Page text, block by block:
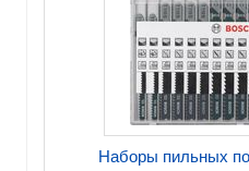
Наборы пильных